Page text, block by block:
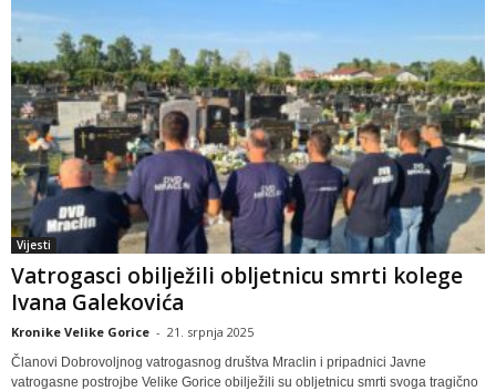
Vijesti
Vatrogasci obilježili obljetnicu smrti kolege
Ivana Galekovića
Kronike Velike Gorice - 21. srpnja 2025
Članovi Dobrovoljnog vatrogasnog društva Mraclin i pripadnici Javne
vatrogasne postrojbe Velike Gorice obilježili su obljetnicu smrti svoga tragično